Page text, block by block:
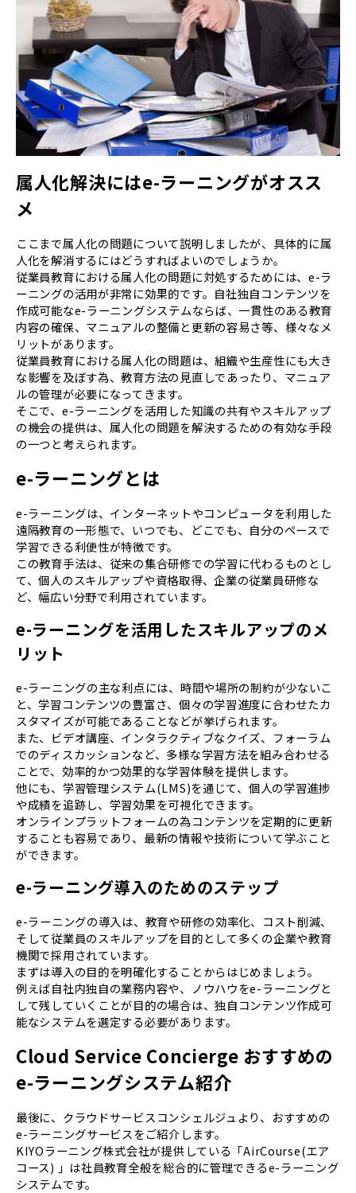
属人化解決にはe-ラーニングがオスス
メ
ここまで属人化の問題について説明しましたが、具体的に属
人化を解消するにはどうすればよいのでしょうか。
従業員教育における属人化の問題に対処するためには、e-ラ
ーニングの活用が非常に効果的です。自社独自コンテンツを
作成可能なe-ラーニングシステムならば、一貫性のある教育
内容の確保、マニュアルの整備と更新の容易さ等、様々なメ
リットがあります。
従業員教育における属人化の問題は、組織や生産性にも大き
な影響を及ぼす為、教育方法の見直しであったり、マニュア
ルの管理が必要になってきます。
そこで、e-ラーニングを活用した知識の共有やスキルアップ
の機会の提供は、属人化の問題を解決するための有効な手段
の一つと考えられます。
e-ラーニングとは
e-ラーニングは、インターネットやコンピュータを利用した
遠隔教育の一形態で、いつでも、どこでも、自分のペースで
学習できる利便性が特徴です。
この教育手法は、従来の集合研修での学習に代わるものとし
て、個人のスキルアップや資格取得、企業の従業員研修な
ど、幅広い分野で利用されています。
e-ラーニングを活用したスキルアップのメ
リット
e-ラーニングの主な利点には、時間や場所の制約が少ないこ
と、学習コンテンツの豊富さ、個々の学習進度に合わせたカ
スタマイズが可能であることなどが挙げられます。
また、ビデオ講座、インタラクティブなクイズ、フォーラム
でのディスカッションなど、多様な学習方法を組み合わせる
ことで、効率的かつ効果的な学習体験を提供します。
他にも、学習管理システム(LMS)を通じて、個人の学習進捗
や成績を追跡し、学習効果を可視化できます。
オンラインプラットフォームの為コンテンツを定期的に更新
することも容易であり、最新の情報や技術について学ぶこと
ができます。
e-ラーニング導入のためのステップ
e-ラーニングの導入は、教育や研修の効率化、コスト削減、
そして従業員のスキルアップを目的として多くの企業や教育
機関で採用されています。
まずは導入の目的を明確化することからはじめましょう。
例えば自社内独自の業務内容や、ノウハウをe-ラーニングと
して残していくことが目的の場合は、独自コンテンツ作成可
能なシステムを選定する必要があります。
Cloud Service Concierge おすすめの
e-ラーニングシステム紹介
最後に、クラウドサービスコンシェルジュより、おすすめの
e-ラーニングサービスをご紹介します。
KIYOラーニング株式会社が提供している「AirCourse(エア
コース) 」は社員教育全般を総合的に管理できるe-ラーニング
システムです。